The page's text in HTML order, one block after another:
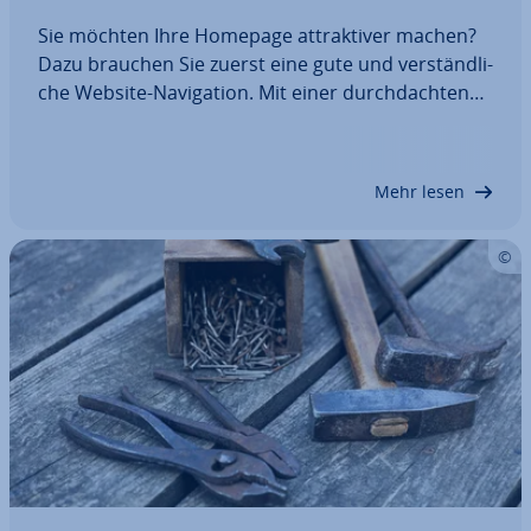
Sie möchten Ihre Homepage at­trak­ti­ver machen?
Dazu brauchen Sie zuerst eine gute und ver­ständ­li­
che Website-Na­vi­ga­ti­on. Mit einer durch­dach­ten
Mehr lesen